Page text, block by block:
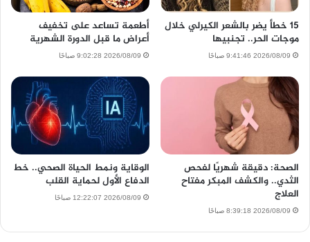
15 خطأ يضر بالشعر الكيرلي خلال
موجات الحر.. تجنبيها
2026/08/09 9:41:46 صباحًا
أطعمة تساعد على تخفيف
أعراض ما قبل الدورة الشهرية
2026/08/09 9:02:28 صباحًا
الصحة: دقيقة شهريًا لفحص
الثدي.. والكشف المبكر مفتاح
العلاج
2026/08/09 8:39:18 صباحًا
الوقاية ونمط الحياة الصحي.. خط
الدفاع الأول لحماية القلب
2026/08/09 12:22:07 صباحًا